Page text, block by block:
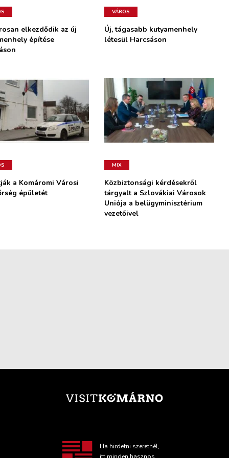
elkezdődik az új
építése
VÁROS
Új, tágasabb kutyamenhely
létesül Harcsáson
a Komáromi Városi
épületét
MIX
Közbiztonsági kérdésekről
tárgyalt a Szlovákiai Városok
Uniója a belügyminisztérium
vezetőivel
Ha hirdetni szeretnél,